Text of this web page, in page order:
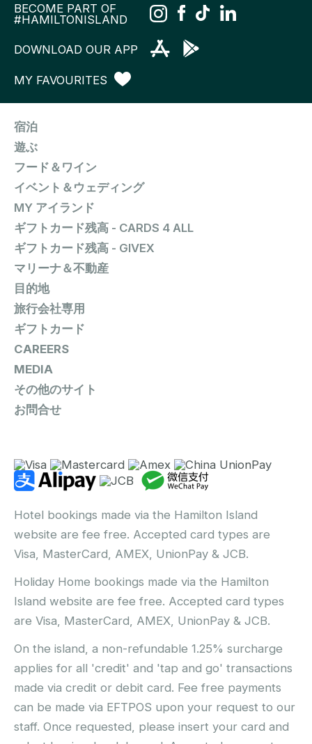
BECOME PART OF
#HAMILTONISLAND
DOWNLOAD OUR APP
MY FAVOURITES
宿泊
遊ぶ
フード＆ワイン
イベント＆ウェディング
MY アイランド
ギフトカード残高 - CARDS 4 ALL
ギフトカード残高 - GIVEX
マリーナ＆不動産
目的地
旅行会社専用
ギフトカード
CAREERS
MEDIA
その他のサイト
お問合せ
Hotel bookings made via the Hamilton Island
website are fee free. Accepted card types are
Visa, MasterCard, AMEX, UnionPay & JCB.
Holiday Home bookings made via the Hamilton
Island website are fee free. Accepted card types
are Visa, MasterCard, AMEX, UnionPay & JCB.
On the island, a non-refundable 1.25% surcharge
applies for all 'credit' and 'tap and go' transactions
made via credit or debit card. Fee free payments
can be made via EFTPOS upon your request to our
staff. Once requested, please insert your card and